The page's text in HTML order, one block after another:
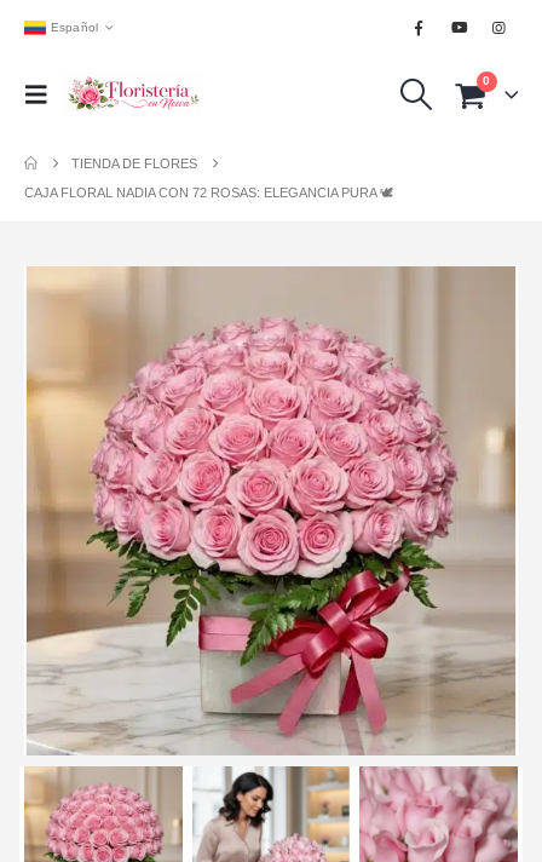
Español
0
TIENDA DE FLORES
CAJA FLORAL NADIA CON 72 ROSAS: ELEGANCIA PURA 🕊️